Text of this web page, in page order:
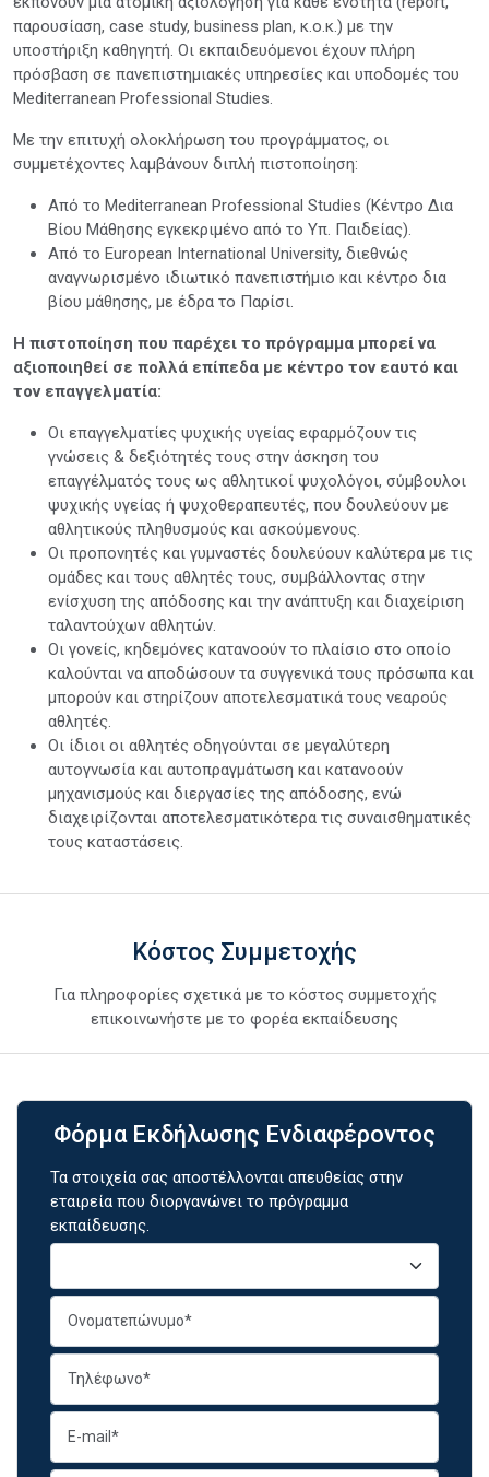
παρουσίαση, case study, business plan, κ.ο.κ.) με την
υποστήριξη καθηγητή. Οι εκπαιδευόμενοι έχουν πλήρη
πρόσβαση σε πανεπιστημιακές υπηρεσίες και υποδομές του
Mediterranean Professional Studies.
Mε την επιτυχή ολοκλήρωση του προγράμματος, οι
συμμετέχοντες λαμβάνουν διπλή πιστοποίηση:
Από το Mediterranean Professional Studies (Κέντρο Δια
Βίου Μάθησης εγκεκριμένο από το Υπ. Παιδείας).
Από το European International University, διεθνώς
αναγνωρισμένο ιδιωτικό πανεπιστήμιο και κέντρο δια
βίου μάθησης, με έδρα το Παρίσι.
Η πιστοποίηση που παρέχει το πρόγραμμα μπορεί να
αξιοποιηθεί σε πολλά επίπεδα με κέντρο τον εαυτό και
τον επαγγελματία:
Οι επαγγελματίες ψυχικής υγείας εφαρμόζουν τις
γνώσεις & δεξιότητές τους στην άσκηση του
επαγγέλματός τους ως αθλητικοί ψυχολόγοι, σύμβουλοι
ψυχικής υγείας ή ψυχοθεραπευτές, που δουλεύουν με
αθλητικούς πληθυσμούς και ασκούμενους.
Οι προπονητές και γυμναστές δουλεύουν καλύτερα με τις
ομάδες και τους αθλητές τους, συμβάλλοντας στην
ενίσχυση της απόδοσης και την ανάπτυξη και διαχείριση
ταλαντούχων αθλητών.
Οι γονείς, κηδεμόνες κατανοούν το πλαίσιο στο οποίο
καλούνται να αποδώσουν τα συγγενικά τους πρόσωπα και
μπορούν και στηρίζουν αποτελεσματικά τους νεαρούς
αθλητές.
Οι ίδιοι οι αθλητές οδηγούνται σε μεγαλύτερη
αυτογνωσία και αυτοπραγμάτωση και κατανοούν
μηχανισμούς και διεργασίες της απόδοσης, ενώ
διαχειρίζονται αποτελεσματικότερα τις συναισθηματικές
τους καταστάσεις.
Κόστος Συμμετοχής
Για πληροφορίες σχετικά με το κόστος συμμετοχής
επικοινωνήστε με το φορέα εκπαίδευσης
Φόρμα Εκδήλωσης Ενδιαφέροντος
Τα στοιχεία σας αποστέλλονται απευθείας στην
εταιρεία που διοργανώνει το πρόγραμμα
εκπαίδευσης.